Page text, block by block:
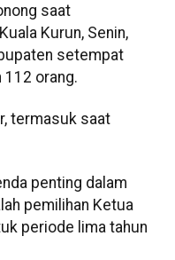
saat
Kurun, Senin,
setempat
orang.
termasuk saat
penting dalam
pemilihan Ketua
periode lima tahun